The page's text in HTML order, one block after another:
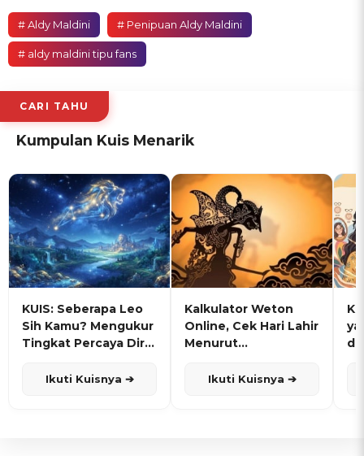
# Aldy Maldini # Penipuan Aldy Maldini
# aldy maldini tipu fans
CARI TAHU
Kumpulan Kuis Menarik
KUIS: Seberapa Leo
Sih Kamu? Mengukur
Tingkat Percaya Diri
Ikuti Kuisnya ➔
Kalkulator Weton
Online, Cek Hari Lahir
Menurut
Ikuti Kuisnya ➔